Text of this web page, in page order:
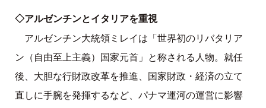
◇アルゼンチンとイタリアを重視
アルゼンチン大統領ミレイは「世界初のリバタリア
ン（自由至上主義）国家元首」と称される人物。就任
後、大胆な行財政改革を推進、国家財政・経済の立て
直しに手腕を発揮するなど、パナマ運河の運営に影響